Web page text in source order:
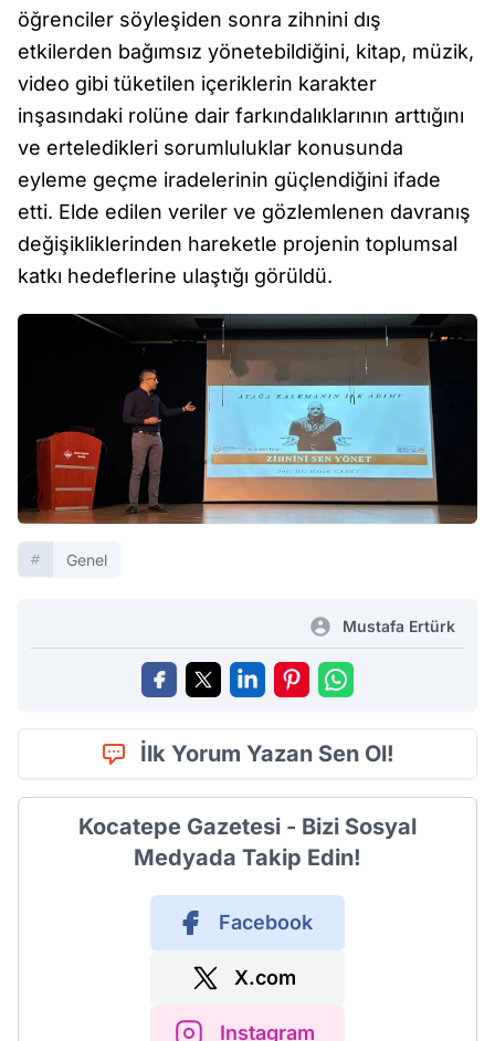
öğrenciler söyleşiden sonra zihnini dış
etkilerden bağımsız yönetebildiğini, kitap, müzik,
video gibi tüketilen içeriklerin karakter
inşasındaki rolüne dair farkındalıklarının arttığını
ve erteledikleri sorumluluklar konusunda
eyleme geçme iradelerinin güçlendiğini ifade
etti. Elde edilen veriler ve gözlemlenen davranış
değişikliklerinden hareketle projenin toplumsal
katkı hedeflerine ulaştığı görüldü.
Genel
Mustafa Ertürk
İlk Yorum Yazan Sen Ol!
Kocatepe Gazetesi - Bizi Sosyal
Medyada Takip Edin!
Facebook
X.com
Instagram